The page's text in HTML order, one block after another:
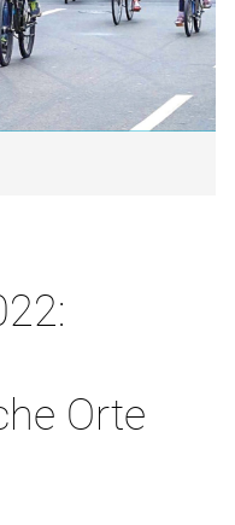
Orte